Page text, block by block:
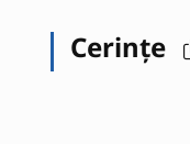
Cerințe